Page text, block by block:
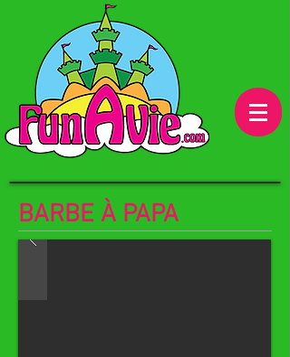
BARBE À PAPA